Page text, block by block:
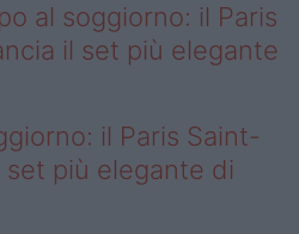
al soggiorno: il Paris
il set più elegante
il Paris Saint-
set più elegante di